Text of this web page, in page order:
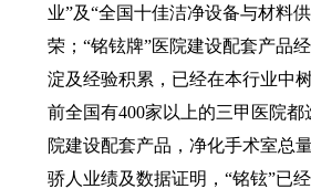
业”及“全国十佳洁净设备与材料
荣；“铭铉牌”医院建设配套产品
淀及经验积累，已经在本行业中
前全国有400家以上的三甲医院都
院建设配套产品，净化手术室总
骄人业绩及数据证明，“铭铉”已